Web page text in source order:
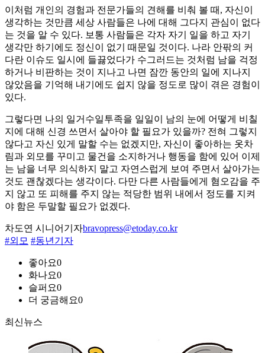
이처럼 개인의 경험과 전문가들의 견해를 비춰 볼 때, 자신이
생각하는 것만큼 세상 사람들은 나에 대해 그다지 관심이 없다
는 것을 알 수 있다. 보통 사람들은 각자 자기 일을 하고 자기
생각만 하기에도 정신이 없기 때문일 것이다. 나라 안팎의 커
다란 이슈도 일시에 들끓었다가 수그러드는 것처럼 남을 걱정
하거나 비판하는 것이 지나고 나면 잠깐 동안의 일에 지나지
않았음을 기억해 내기에도 쉽지 않을 정도로 많이 겪은 경험이
있다.
그렇다면 나의 일거수일투족을 일일이 남의 눈에 어떻게 비칠
지에 대해 신경 쓰면서 살아야 할 필요가 있을까? 전혀 그렇지
않다고 자신 있게 말할 수는 없겠지만, 자신이 좋아하는 옷차
림과 외모를 꾸미고 물건을 소지하거나 행동을 함에 있어 이제
는 남을 너무 의식하지 말고 자연스럽게 보여 주면서 살아가는
것도 괜찮겠다는 생각이다. 다만 다른 사람들에게 혐오감을 주
지 않고 또 피해를 주지 않는 적당한 범위 내에서 정도를 지켜
야 함은 두말할 필요가 없겠다.
차도연 시니어기자bravopress@etoday.co.kr
#외모 #동년기자
좋아요0
화나요0
슬퍼요0
더 궁금해요0
최신뉴스